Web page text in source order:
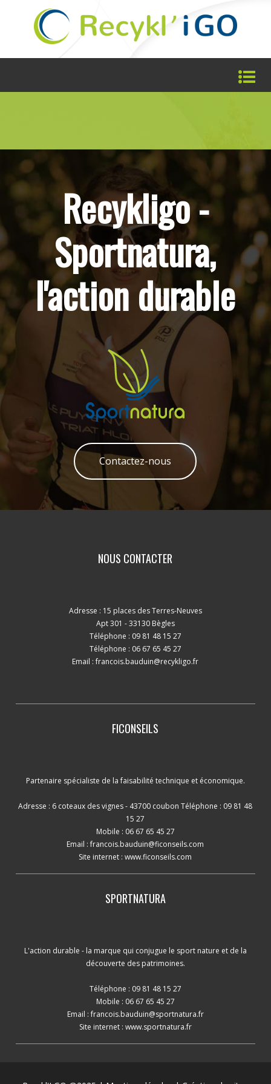
Recykligo -
Sportnatura,
l'action durable
Contactez-nous
NOUS CONTACTER
Adresse : 15 places des Terres-Neuves
Apt 301 - 33130 Bègles
Téléphone : 09 81 48 15 27
Téléphone : 06 67 65 45 27
Email :francois.bauduin@recykligo.fr
FICONSEILS
Partenaire spécialiste de la faisabilité technique et économique.
Adresse : 6 coteaux des vignes - 43700 coubon Téléphone : 09 81 48
15 27
Mobile : 06 67 65 45 27
Email :francois.bauduin@ficonseils.com
Site internet :www.ficonseils.com
SPORTNATURA
L'action durable - la marque qui conjugue le sport nature et de la
découverte des patrimoines.
Téléphone : 09 81 48 15 27
Mobile : 06 67 65 45 27
Email :francois.bauduin@sportnatura.fr
Site internet : www.sportnatura.fr